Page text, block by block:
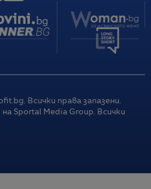
Всички права запазени.
Sportal Media Group. Всички